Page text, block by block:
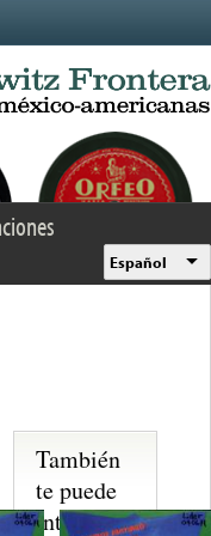
Español
También
te puede
interesar...